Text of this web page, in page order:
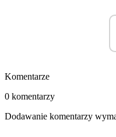
Komentarze
0 komentarzy
Dodawanie komentarzy